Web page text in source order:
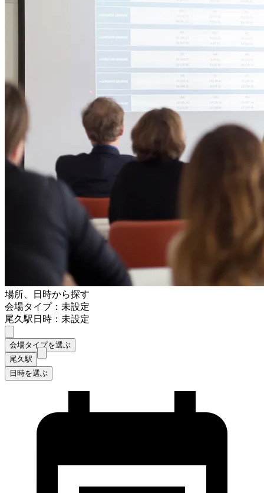
場所、日時から探す
会場タイプ：未設定
尾久駅日時：未設定
会場タイプを選ぶ
尾久駅
日時を選ぶ